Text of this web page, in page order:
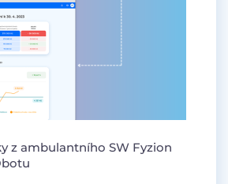
z ambulantního SW Fyzion